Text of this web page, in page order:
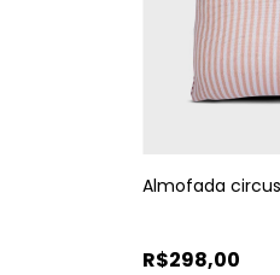
Almofada
R$298,00